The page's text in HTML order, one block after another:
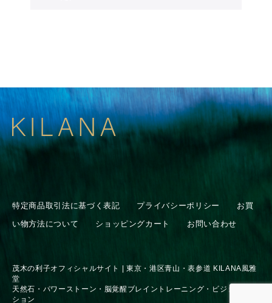
特定商品取引法に基づく表記 プライバシーポリシー
お買
い物方法について
ショッピングカート お問い合わせ
茂木の利子オフィシャルサイト | 東京・港区青山・表参道 KILANA風雅
堂
天然石・パワーストーン・脳覚醒ブレイントレーニング・ビジョンセッ
ション